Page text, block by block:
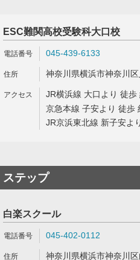
ESC難関高校受験科大口校
045-439-6133
神奈川県横浜市神奈川
JR横浜線 大口より 徒歩
京急本線 子安より 徒歩
JR京浜東北線 新子安よ
ステップ
白楽スクール
045-402-0112
神奈川県横浜市神奈川